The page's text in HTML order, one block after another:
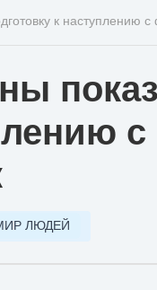
к наступлению
с
ЛЮДЕЙ